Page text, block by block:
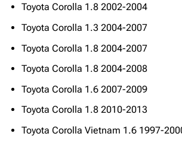
Toyota Corolla 1.8 2002-2004
Toyota Corolla 1.3 2004-2007
Toyota Corolla 1.8 2004-2007
Toyota Corolla 1.8 2004-2008
Toyota Corolla 1.6 2007-2009
Toyota Corolla 1.8 2010-2013
Toyota Corolla Vietnam 1.6 1997-